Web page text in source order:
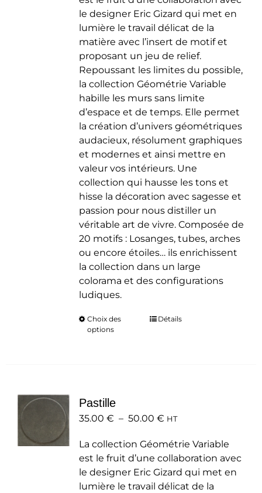
la
page
du
produit
à
50.00 €
le designer Eric Gizard qui met en
lumière le travail délicat de la
matière avec l’insert de motif et
proposant un jeu de relief.
Repoussant les limites du possible,
la collection Géométrie Variable
habille les murs sans limite
d’espace et de temps. Elle permet
la création d’univers géométriques
audacieux, résolument graphiques
et modernes et ainsi mettre en
valeur vos intérieurs. Une
collection qui hausse les tons et
hisse la décoration avec sagesse et
passion pour nous distiller un
véritable art de vivre. Composée de
20 motifs : Losanges, tubes, arches
ou encore étoiles… ils enrichissent
la collection dans un large
colorama et des configurations
ludiques.
Choix des
options
Ce
peuvent
choisies
sur
la
page
Détails
Pastille
35.00 € – 50.00 €Plage
prix :
35.00 €
à
50.00 €
HT
La collection Géométrie Variable
est le fruit d’une collaboration avec
le designer Eric Gizard qui met en
lumière le travail délicat de la